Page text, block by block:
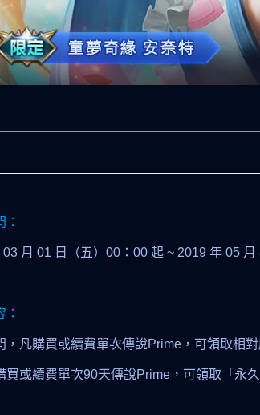
03 月 01 日（五）00：00 起 ~ 2019 年 05 月
，凡購買或續費單次傳說Prime，可領取相對
買或續費單次90天傳說Prime，可領取「永